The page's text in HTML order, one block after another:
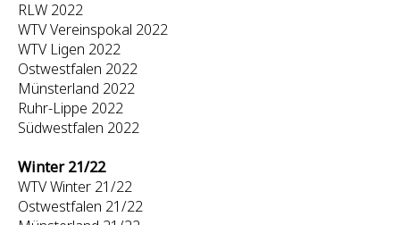
RLW 2022
WTV Vereinspokal 2022
WTV Ligen 2022
Ostwestfalen 2022
Münsterland 2022
Ruhr-Lippe 2022
Südwestfalen 2022
Winter 21/22
WTV Winter 21/22
Ostwestfalen 21/22